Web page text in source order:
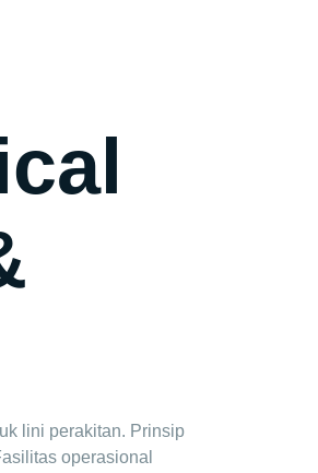
lini perakitan. Prinsip
operasional